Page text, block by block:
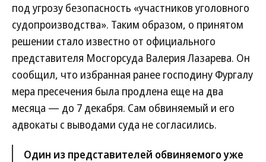
под угрозу безопасность «участников уголовного
судопроизводства». Таким образом, о принятом
решении стало известно от официального
представителя Мосгорсуда Валерия Лазарева. Он
сообщил, что избранная ранее господину Фургалу
мера пресечения была продлена еще на два
месяца — до 7 декабря. Сам обвиняемый и его
адвокаты с выводами суда не согласились.
Один из представителей обвиняемого уже